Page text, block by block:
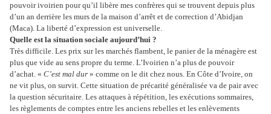
pouvoir ivoirien pour qu’il libère mes confrères qui se trouvent depuis plus
d’un an derrière les murs de la maison d’arrêt et de correction d’Abidjan
(Maca). La liberté d’expression est universelle.
Quelle est la situation sociale aujourd’hui ?
Très difficile. Les prix sur les marchés flambent, le panier de la ménagère est
plus que vide au sens propre du terme. L’Ivoirien n’a plus de pouvoir
d’achat. « C’est mal dur » comme on le dit chez nous. En Côte d’Ivoire, on
ne vit plus, on survit. Cette situation de précarité généralisée va de pair avec
la question sécuritaire. Les attaques à répétition, les exécutions sommaires,
les règlements de comptes entre les anciens rebelles et les enlèvements